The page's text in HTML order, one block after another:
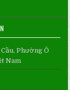
Phường Ô
Nam